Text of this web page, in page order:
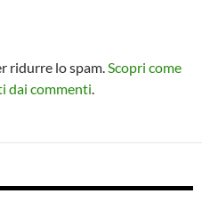
ridurre lo spam. Scopri come
dai commenti